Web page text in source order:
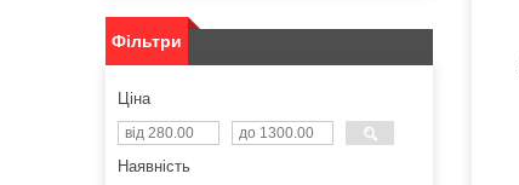
Фільтри
Ціна
Наявність